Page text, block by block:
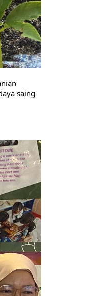
saing